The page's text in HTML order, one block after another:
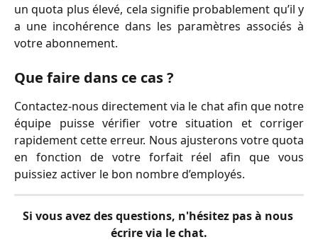
un quota plus élevé, cela signifie probablement qu’il y
a une incohérence dans les paramètres associés à
votre abonnement.
Que faire dans ce cas ?
Contactez-nous directement via le chat afin que notre
équipe puisse vérifier votre situation et corriger
rapidement cette erreur. Nous ajusterons votre quota
en fonction de votre forfait réel afin que vous
puissiez activer le bon nombre d’employés.
Si vous avez des questions, n'hésitez pas à nous
écrire via le chat.